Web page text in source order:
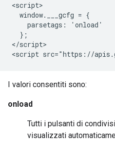
<script>
  window.___gcfg = {
    parsetags: 'onload'
  };
</script>
I valori consentiti sono:
onload
Tutti i pulsanti di
visualizzati